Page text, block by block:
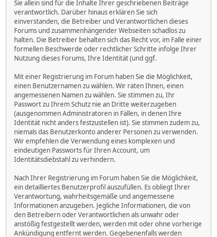
Sie allein sind für die Inhalte Ihrer geschriebenen Beiträge
verantwortlich. Darüber hinaus erklären Sie sich
einverstanden, die Betreiber und Verantwortlichen dieses
Forums und zusammenhängender Webseiten schadlos zu
halten. Die Betreiber behalten sich das Recht vor, im Falle einer
formellen Beschwerde oder rechtlicher Schritte infolge Ihrer
Nutzung dieses Forums, Ihre Identität (und ggf.
Mit einer Registrierung im Forum haben Sie die Möglichkeit,
einen Benutzernamen zu wählen. Wir raten Ihnen, einen
angemessenen Namen zu wählen. Sie stimmen zu, Ihr
Passwort zu Ihrem Schutz nie an Dritte weiterzugeben
(ausgenommen Administratoren in Fällen, in denen Ihre
Identität nicht anders festzustellen ist). Sie stimmen zudem zu,
niemals das Benutzerkonto anderer Personen zu verwenden.
Wir empfehlen die Verwendung eines komplexen und
eindeutigen Passworts für Ihren Account, um
Identitätsdiebstahl zu verhindern.
Nach Ihrer Registrierung im Forum haben Sie die Möglichkeit,
ein detailliertes Benutzerprofil auszufüllen. Es obliegt Ihrer
Verantwortung, wahrheitsgemäße und angemessene
Informationen anzugeben. Jegliche Informationen, die von
den Betreibern oder Verantwortlichen als unwahr oder
anstößig festgestellt werden, werden mit oder ohne vorherige
Ankündigung entfernt werden. Gegebenenfalls werden